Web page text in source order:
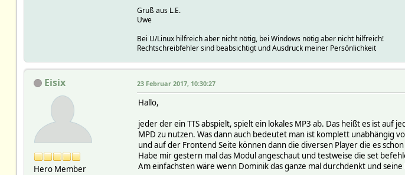
Gruß aus L.E.
Uwe
Bei U/Linux hilfreich aber nicht nötig, bei Windows nötig aber nicht hilfreich!
Rechtschreibfehler sind beabsichtigt und Ausdruck meiner Persönlichkeit
Eisix
Hero Member
23 Februar 2017, 10:30:27
Hallo,
jeder der ein TTS abspielt, spielt ein lokales MP3 ab. Das heißt es ist auf
MPD zu nutzen. Was dann auch bedeutet man ist komplett unabhängig
und auf der Frontend Seite können dann die diversen Player die es
Habe mir gestern mal das Modul angeschaut und testweise die set
Am einfachsten wäre wenn Dominik das ganze mal durchdenkt und